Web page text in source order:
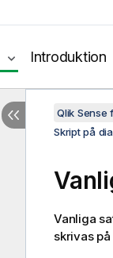
Introduktion
Qlik Sense
Skript på
Vanliga
skrivas